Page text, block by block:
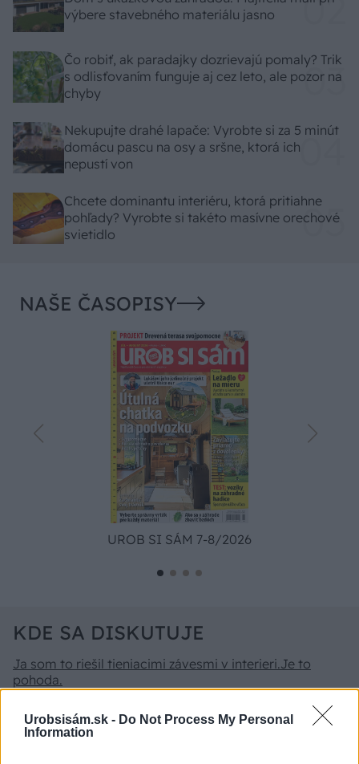
Urobsisám.sk - Do Not Process My Personal
Information
výbere stavebného materiálu jasno
Čo robiť, ak paradajky dozrievajú pomaly? Trik
s odlisťovaním funguje aj cez leto, ale pozor na
chyby
Nekupujte drahé lapače: Vyrobte si za 5 minút
domácu pascu na osy a sršne, ktorá ich
nepustí von
Chcete dominantu interiéru, ktorá pritiahne
pohľady? Vyrobte si takéto masívne orechové
svietidlo
NAŠE ČASOPISY
UROB SI SÁM 7-8/2026
KDE SA DISKUTUJE
Prečo z okna robia radiátor a ako to vyriešiť za pár eur?
Ja som to riešil tieniacimi závesmi v interieri.Je to
pohoda.
Akurát ten problém doma riešime na oknách z južnej